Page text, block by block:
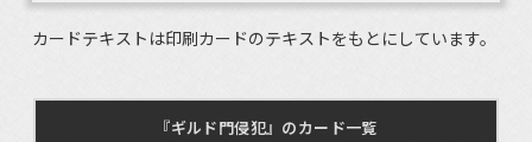
カードテキストは印刷カードのテキストをもとにしています。
『ギルド門侵犯』のカード一覧